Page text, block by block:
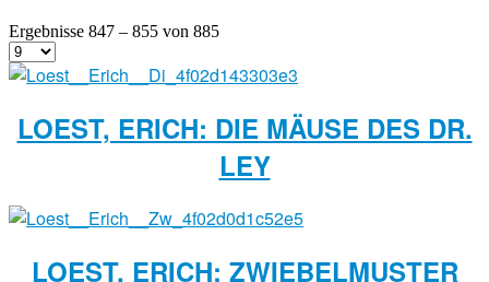
Ergebnisse 847 – 855 von 885
LOEST, ERICH: DIE MÄUSE DES DR.
LEY
LOEST, ERICH: ZWIEBELMUSTER